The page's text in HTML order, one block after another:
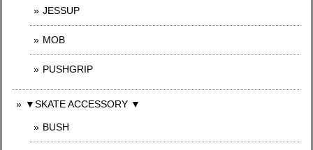
JESSUP
MOB
PUSHGRIP
▼SKATE ACCESSORY ▼
BUSH